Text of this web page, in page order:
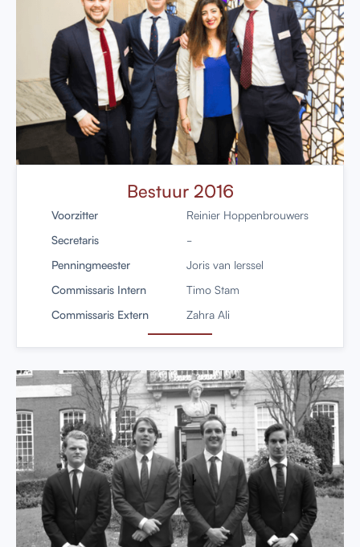
Bestuur 2016
Voorzitter
Reinier Hoppenbrouwers
Secretaris
-
Penningmeester
Joris van Ierssel
Commissaris Intern
Timo Stam
Commissaris Extern
Zahra Ali